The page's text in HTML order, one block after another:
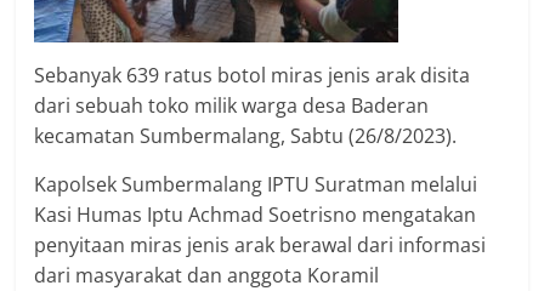
Sebanyak 639 ratus botol miras jenis arak disita
dari sebuah toko milik warga desa Baderan
kecamatan Sumbermalang, Sabtu (26/8/2023).
Kapolsek Sumbermalang IPTU Suratman melalui
Kasi Humas Iptu Achmad Soetrisno mengatakan
penyitaan miras jenis arak berawal dari informasi
dari masyarakat dan anggota Koramil